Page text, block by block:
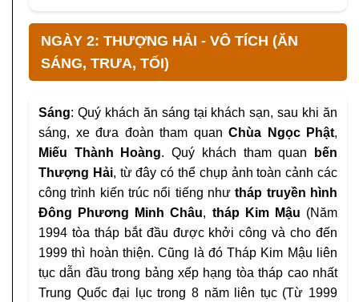
NGÀY 2: THƯỢNG HẢI - VÔ TÍCH (ĂN
SÁNG, TRƯA, TỐI)
Sáng: Quý khách ăn sáng tại khách sạn, sau khi ăn
sáng, xe đưa đoàn tham quan Chùa Ngọc Phật,
Miếu Thành Hoàng. Quý khách tham quan
bến
Thượng Hải, từ đây có thể chụp ảnh toàn cảnh các
công trình kiến trúc nổi tiếng nhưtháp truyền hình
Đông Phương Minh Châu, tháp Kim Mậu (Năm
1994 tòa tháp bắt đầu được khởi công và cho đến
1999 thì hoàn thiện. Cũng là đó Tháp Kim Mậu liên
tục dẫn đầu trong bảng xếp hạng tòa tháp cao nhất
Trung Quốc đại lục trong 8 năm liên tục (Từ 1999